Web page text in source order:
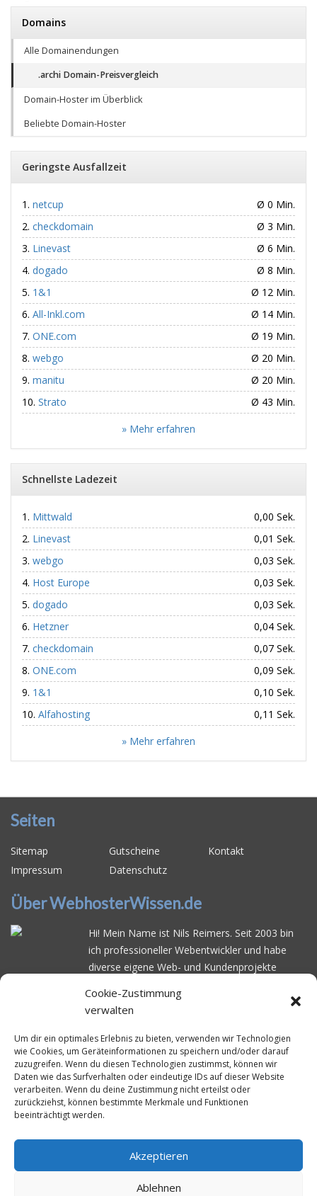
Cookie-Zustimmung
verwalten
Um dir ein optimales Erlebnis zu bieten, verwenden wir Technologien
wie Cookies, um Geräteinformationen zu speichern und/oder darauf
zuzugreifen. Wenn du diesen Technologien zustimmst, können wir
Daten wie das Surfverhalten oder eindeutige IDs auf dieser Website
verarbeiten. Wenn du deine Zustimmung nicht erteilst oder
zurückziehst, können bestimmte Merkmale und Funktionen
beeinträchtigt werden.
Akzeptieren
Ablehnen
Domains
Alle Domainendungen
.archi Domain-Preisvergleich
Domain-Hoster im Überblick
Beliebte Domain-Hoster
Geringste Ausfallzeit
netcup
Ø 0 Min.
checkdomain
Ø 3 Min.
Linevast
Ø 6 Min.
dogado
Ø 8 Min.
1&1
Ø 12 Min.
All-Inkl.com
Ø 14 Min.
ONE.com
Ø 19 Min.
webgo
Ø 20 Min.
manitu
Ø 20 Min.
Strato
Ø 43 Min.
» Mehr erfahren
Schnellste Ladezeit
Mittwald
0,00 Sek.
Linevast
0,01 Sek.
webgo
0,03 Sek.
Host Europe
0,03 Sek.
dogado
0,03 Sek.
Hetzner
0,04 Sek.
checkdomain
0,07 Sek.
ONE.com
0,09 Sek.
1&1
0,10 Sek.
Alfahosting
0,11 Sek.
» Mehr erfahren
Seiten
Sitemap Gutscheine
Kontakt
Impressum
Datenschutz
Über WebhosterWissen.de
Hi! Mein Name ist Nils Reimers. Seit 2003 bin
ich professioneller Webentwickler und habe
diverse eigene Web- und Kundenprojekte
schwierig ist gutes Webhosting zu finden: Bei
vielen Anbietern ärgert man sich über
Serverausfälleoder überlangsame
Ladezeiten. Deswegen habe ich im Mai 2016
angefangen, die bekanntesten Webhoster
systematisch zu testen und deren
Erreichbarkeit und Ladezeit für eine typische
Website basierend auf dem beliebten CMS-
System WordPress zu protokollieren. Auf
WebhosterWissen.de werte ich diese
Messungen kontinuierlich aus und gebe euch
unabhängige Empfehlungen für den idealen